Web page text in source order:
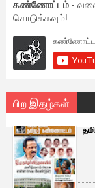
கண்ணோட்டம் -
சொடுக்கவும்!
பிற இதழ்கள்
...